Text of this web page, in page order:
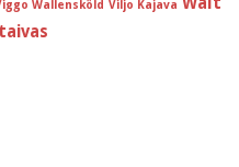
Wallensköld Viljo Kajava